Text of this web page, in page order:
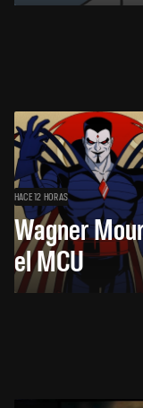
HACE 12 HORAS
Wagner
el MCU